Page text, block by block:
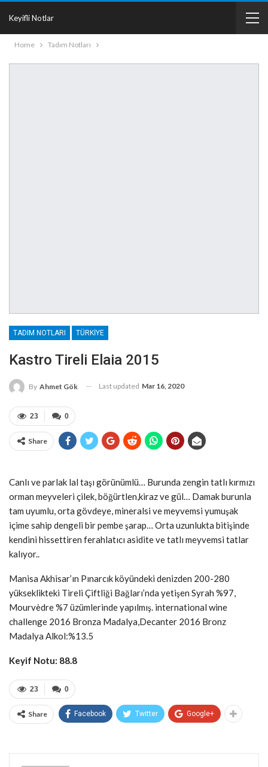
Keyifli Notlar
Home Tadım Notları
TADIM NOTLARI TÜRKIYE
Kastro Tireli Elaia 2015
By Ahmet Gök Last updated Mar 16, 2020
0
23
Share
Canlı ve parlak lal taşı görünümlü… Burunda zengin tatlı kırmızı
orman meyveleri çilek, böğürtlen,kiraz ve gül… Damak burunla
tam uyumlu, orta gövdeye, mineralsi ve meyvemsi yumuşak
içime sahip dengeli bir pembe şarap… Orta uzunlukta bitişinde
kendini hissettiren ferahlatıcı asidite ve tatlı meyvemsi tatlar
kalıyor..
Manisa Akhisar’ın Pınarcık köyündeki denizden 200-280
yükseklikteki Tireli Çiftliği Bağları’nda yetişen Syrah %97,
Mourvèdre %7 üzümlerinde yapılmış. international wine
challenge 2016 Bronza Madalya,Decanter 2016 Bronz
Madalya Alkol:%13.5
Keyif Notu: 88.8
0
23
Share Facebook Twitter Google+